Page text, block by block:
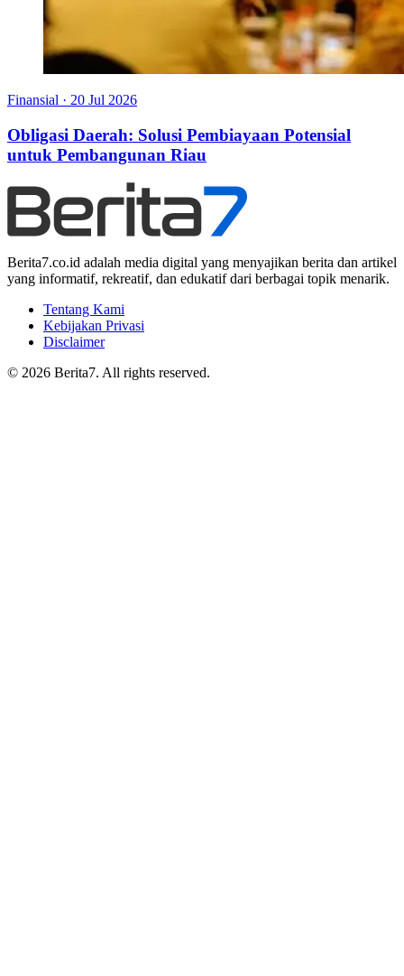
Finansial · 20 Jul 2026
Obligasi Daerah: Solusi Pembiayaan Potensial
untuk Pembangunan Riau
Berita7.co.id adalah media digital yang menyajikan berita dan artikel
yang informatif, rekreatif, dan edukatif dari berbagai topik menarik.
Tentang Kami
Kebijakan Privasi
Disclaimer
© 2026 Berita7. All rights reserved.